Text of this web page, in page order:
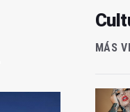
MÁS